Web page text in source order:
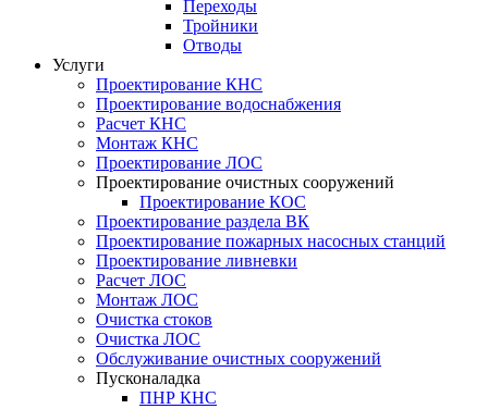
Переходы
Тройники
Отводы
Услуги
Проектирование КНС
Проектирование водоснабжения
Расчет КНС
Монтаж КНС
Проектирование ЛОС
Проектирование очистных сооружений
Проектирование КОС
Проектирование раздела ВК
Проектирование пожарных насосных станций
Проектирование ливневки
Расчет ЛОС
Монтаж ЛОС
Очистка стоков
Очистка ЛОС
Обслуживание очистных сооружений
Пусконаладка
ПНР КНС